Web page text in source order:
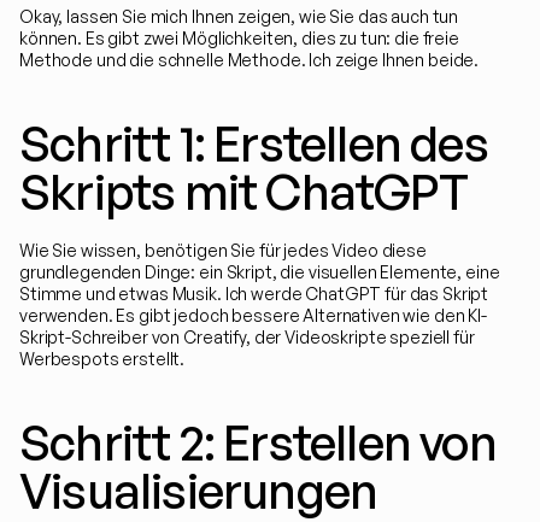
Okay, lassen Sie mich Ihnen zeigen, wie Sie das auch tun
können. Es gibt zwei Möglichkeiten, dies zu tun: die freie
Methode und die schnelle Methode. Ich zeige Ihnen beide.
Schritt 1: Erstellen des
Skripts mit ChatGPT
Wie Sie wissen, benötigen Sie für jedes Video diese
grundlegenden Dinge: ein Skript, die visuellen Elemente, eine
Stimme und etwas Musik. Ich werde ChatGPT für das Skript
verwenden. Es gibt jedoch bessere Alternativen wie den KI-
Skript-Schreiber von Creatify, der Videoskripte speziell für
Werbespots erstellt.
Schritt 2: Erstellen von
Visualisierungen